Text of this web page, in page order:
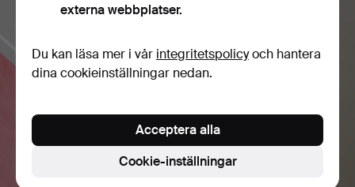
externa webbplatser.
Du kan läsa mer i vår integritetspolicyoch hantera
dina cookieinställningar nedan.
Cookie-inställningar
Acceptera alla